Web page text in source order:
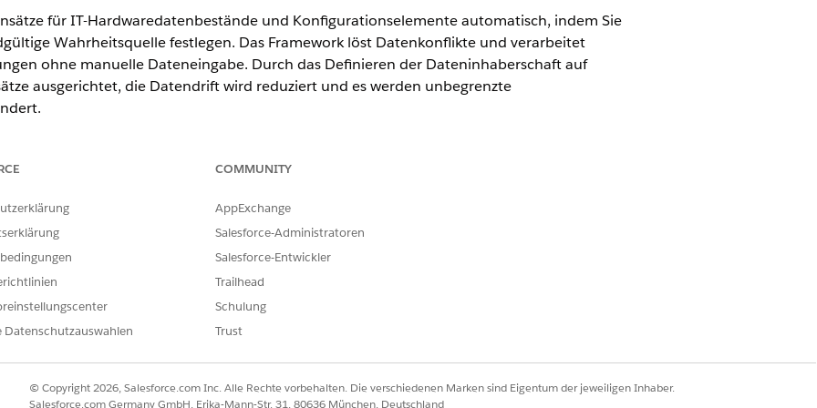
für IT-Hardwaredatenbestände und Konfigurationselemente automatisch, indem Sie
Wahrheitsquelle festlegen. Das Framework löst Datenkonflikte und verarbeitet
ohne manuelle Dateneingabe. Durch das Definieren der Dateninhaberschaft auf
ausgerichtet, die Datendrift wird reduziert und es werden unbegrenzte
und Edition mit Agentforce IT Service.
und Konfigurationselemente
gleicht Ihre Datensätze vom Typ "IT Hardware Asset Management and Configuration Management
an. Dieses Framework stellt sicher, dass IT-Abwickler immer genaue Inventardetails finden.
und Konfigurationselementfeldern
der IT-Hardware-Datenbestandsverwaltung und der Configuration Management Database (CMDB)
Synchronisierung übereinstimmen. Ordnen Sie die entsprechenden Felder zu, erstellen Sie
Sie Feldwertübersetzungen, um Datenkonflikte zwischen Systemen zu beheben.
Datenschutzauswahlen
COMMUNITY
AppExchange
Salesforce-Administratoren
Salesforce-Entwickler
Trailhead
Schulung
Trust
© Copyright 2026, Salesforce.com Inc. Alle Rechte vorbehalten. Die verschiedenen Marken sind Eigentum der jeweiligen Inhaber.
Salesforce.com Germany GmbH, Erika-Mann-Str. 31, 80636 München, Deutschland